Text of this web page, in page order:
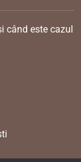
când este cazul